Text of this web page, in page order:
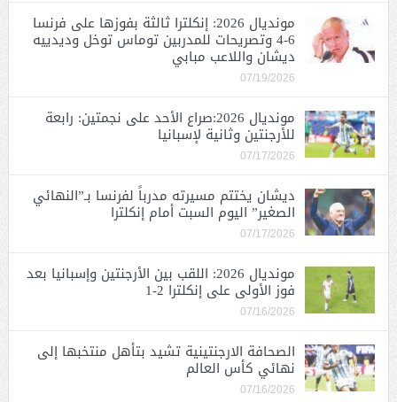
مونديال 2026: إنكلترا ثالثة بفوزها على فرنسا
6-4 وتصريحات للمدربين توماس توخل وديدييه
ديشان واللاعب مبابي
07/19/2026
مونديال 2026:صراع الأحد على نجمتين: رابعة
للأرجنتين وثانية لإسبانيا
07/17/2026
ديشان يختتم مسيرته مدرباً لفرنسا بـ”النهائي
الصغير” اليوم السبت أمام إنكلترا
07/17/2026
مونديال 2026: اللقب بين الأرجنتين وإسبانيا بعد
فوز الأولى على إنكلترا 2-1
07/16/2026
الصحافة الارجنتينية تشيد بتأهل منتخبها إلى
نهائي كأس العالم
07/16/2026